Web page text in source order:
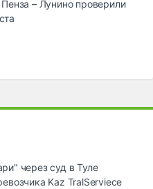
– Лунино проверили
через суд в Туле
Kaz TralServiece